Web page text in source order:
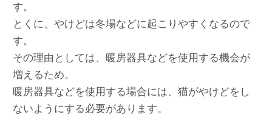
す。
とくに、やけどは冬場などに起こりやすくなるので
す。
その理由としては、暖房器具などを使用する機会が
増えるため。
暖房器具などを使用する場合には、猫がやけどをし
ないようにする必要があります。